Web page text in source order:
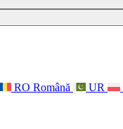
RO Română UR